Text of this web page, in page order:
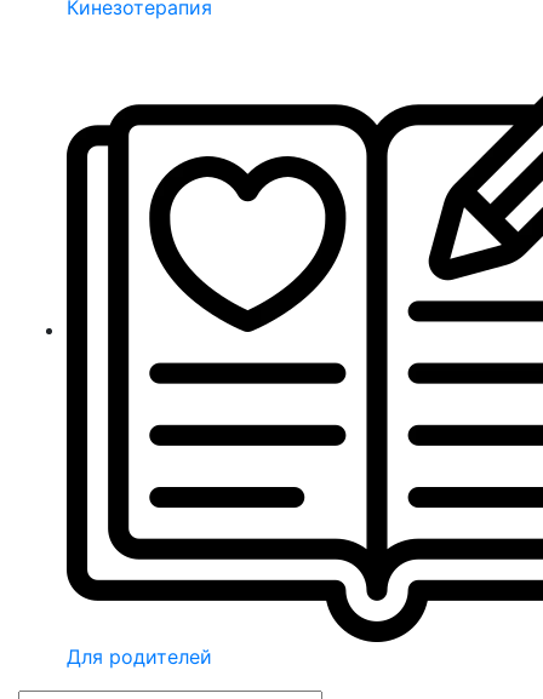
Кинезотерапия
Для родителей